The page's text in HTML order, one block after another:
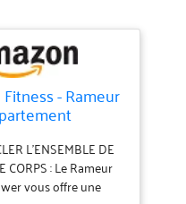
Fitness - Rameur
- AIR Rower
Central à
- Système de
à Air - 10
L'ENSEMBLE DE
CORPS : Le Rameur
vous offre une